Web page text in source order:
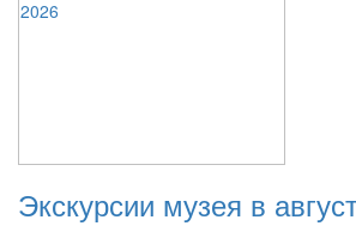
Экскурсии музея в